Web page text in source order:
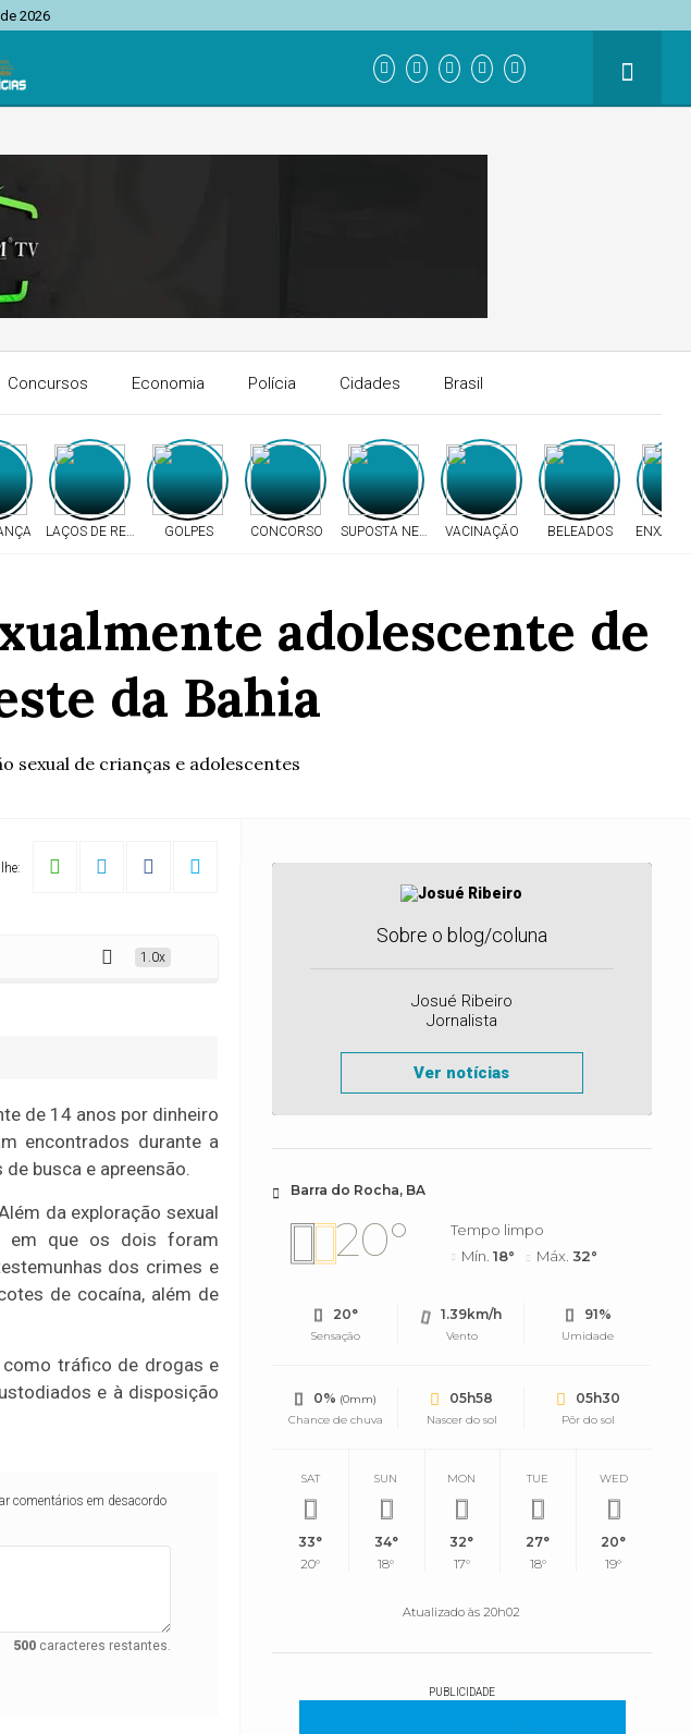
2026
Concursos Economia Polícia Cidades Brasil
LAÇOS DE RESPEITOGOLPES CONCORSO SUPOSTA NEGLIGÊNCIA
VACINAÇÃO BELEADOS
adolescente de
da Bahia
sexual de crianças e adolescentes
no sudoeste da Bahia
1.0x
de 14 anos por dinheiro
encontrados durante a
busca e apreensão.
da exploração sexual
em que os dois foram
dos crimes e
de cocaína, além de
como tráfico de drogas e
e à disposição
comentários em desacordo
500caracteres restantes.
Sobre o blog/coluna
Josué Ribeiro
Jornalista
Ver notícias
Barra do Rocha, BA
20°
Tempo limpo
Mín.18° Máx.32°
20°
Sensação
1.39km/h
Vento
91%
Umidade
0% (0mm)
Chance de chuva
05h58
Nascer do sol
05h30
Pôr do sol
SAT
33°
20°
SUN
34°
18°
MON
32°
17°
TUE
27°
18°
WED
20°
19°
Atualizado às 20h02
PUBLICIDADE